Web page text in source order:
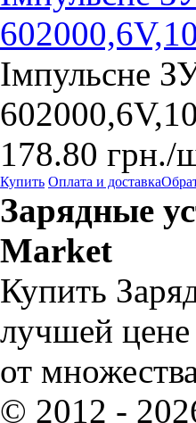
Імпульсне
178.80 грн./
Купить Оплата и доставка
Зарядные
Market
Купить
лучшей
от
© 2012 -